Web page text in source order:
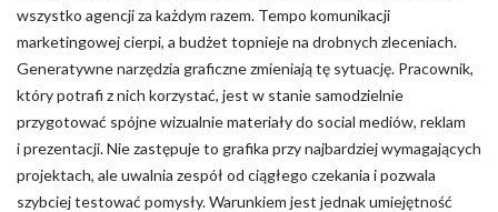
wszystko agencji za każdym razem. Tempo komunikacji
marketingowej cierpi, a budżet topnieje na drobnych zleceniach.
Generatywne narzędzia graficzne zmieniają tę sytuację. Pracownik,
który potrafi z nich korzystać, jest w stanie samodzielnie
przygotować spójne wizualnie materiały do social mediów, reklam
i prezentacji. Nie zastępuje to grafika przy najbardziej wymagających
projektach, ale uwalnia zespół od ciągłego czekania i pozwala
szybciej testować pomysły. Warunkiem jest jednak umiejętność